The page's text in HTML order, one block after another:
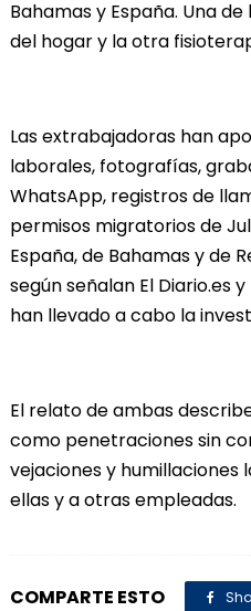
Bahamas y España. Una
del hogar y la otra
Las extrabajadoras han
laborales, fotografías,
WhatsApp, registros de
permisos migratorios de
España, de Bahamas y de
según señalan El Diario.es
han llevado a cabo la
El relato de ambas
como penetraciones sin
vejaciones y humillaciones
ellas y a otras empleadas.
COMPARTE ESTO